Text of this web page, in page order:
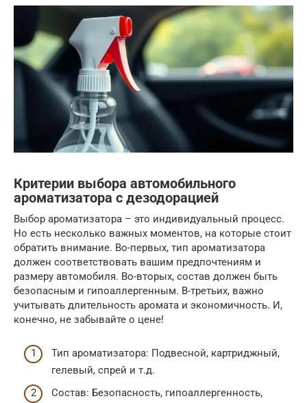
Критерии выбора автомобильного
ароматизатора с дезодорацией
Выбор ароматизатора – это индивидуальный процесс.
Но есть несколько важных моментов, на которые стоит
обратить внимание. Во-первых, тип ароматизатора
должен соответствовать вашим предпочтениям и
размеру автомобиля. Во-вторых, состав должен быть
безопасным и гипоаллергенным. В-третьих, важно
учитывать длительность аромата и экономичность. И,
конечно, не забывайте о цене!
Тип ароматизатора: Подвесной, картриджный,
гелевый, спрей и т.д.
Состав: Безопасность, гипоаллергенность,